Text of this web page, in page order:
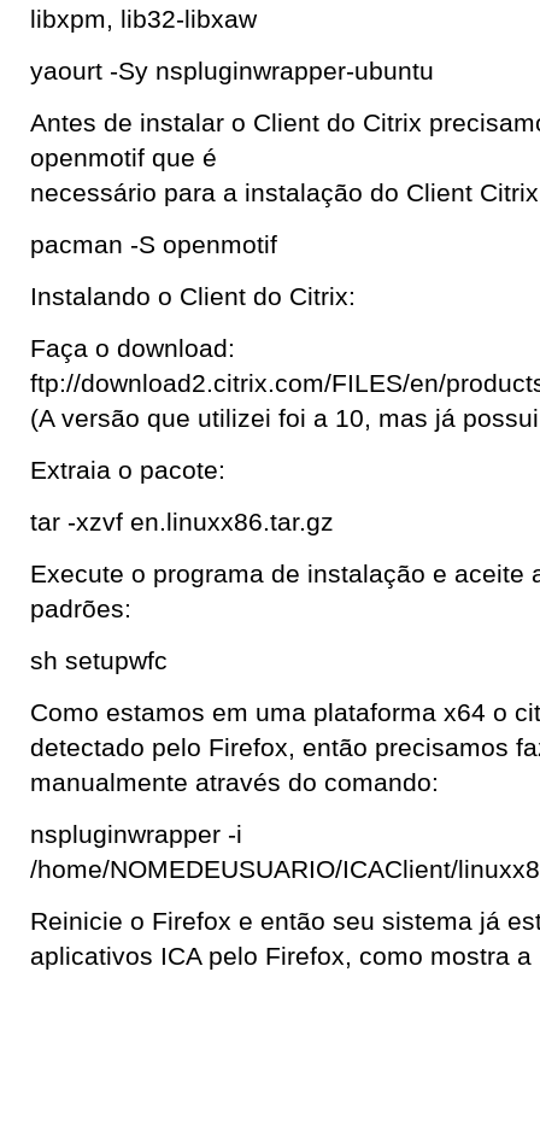
libxpm, lib32-libxaw
yaourt -Sy nspluginwrapper-ubuntu
Antes de instalar o Client do Citrix
openmotif que é
necessário para a instalação do Client
pacman -S openmotif
Instalando o Client do Citrix:
Faça o download:
ftp://download2.citrix.com/FILES/en/
(A versão que utilizei foi a 10, mas já
Extraia o pacote:
tar -xzvf en.linuxx86.tar.gz
Execute o programa de instalação e aceite
padrões:
sh setupwfc
Como estamos em uma plataforma x64 o
detectado pelo Firefox, então precisamos
manualmente através do comando:
nspluginwrapper -i
/home/NOMEDEUSUARIO/ICAClient/
Reinicie o Firefox e então seu sistema já
aplicativos ICA pelo Firefox, como mostra